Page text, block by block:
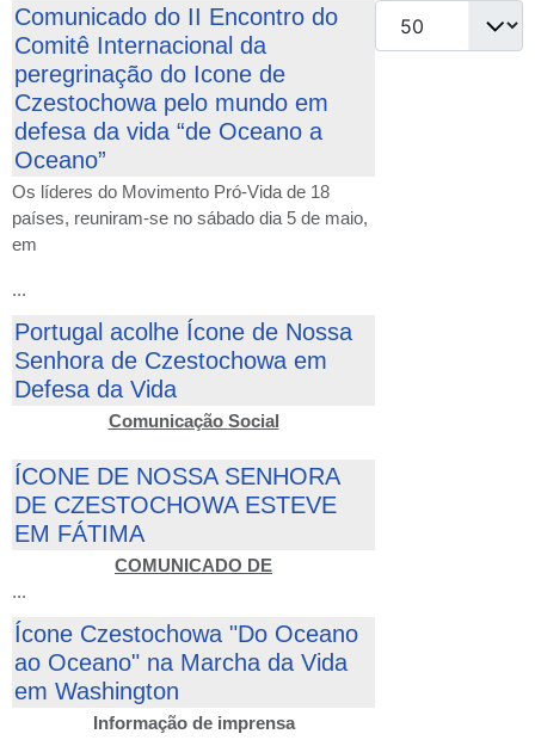
Qtd. a exibir
Comunicado do II Encontro do
Comitê Internacional da
peregrinação do Icone de
Czestochowa pelo mundo em
defesa da vida “de Oceano a
Oceano”
Os líderes do Movimento Pró-Vida de 18
países, reuniram-se no sábado dia 5 de maio,
em
...
Portugal acolhe Ícone de Nossa
Senhora de Czestochowa em
Defesa da Vida
Comunicação Social
ÍCONE DE NOSSA SENHORA
DE CZESTOCHOWA ESTEVE
EM FÁTIMA
COMUNICADO DE
...
Ícone Czestochowa "Do Oceano
ao Oceano" na Marcha da Vida
em Washington
Informação de imprensa